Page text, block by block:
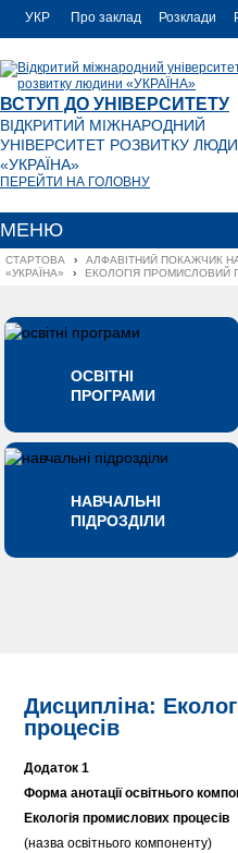
УКР
ENG
Про заклад Розклади
ВСТУП ДО УНІВЕРСИТЕТУ
ВІДКРИТИЙ МІЖНАРОДНИЙ
УНІВЕРСИТЕТ РОЗВИТКУ
«УКРАЇНА»
ПЕРЕЙТИ НА ГОЛОВНУ
МЕНЮ
СТАРТОВА ›
АЛФАВІТНИЙ ПОКАЖЧИК
«УКРАЇНА»
› ЕКОЛОГІЯ ПРОМИСЛОВИЙ
ОСВІТНІ
ПРОГРАМИ
НАВЧАЛЬНІ
ПІДРОЗДІЛИ
Дисципліна:
процесів
Додаток 1
Форма анотації освітнього
Екологія промислових процесів
(назва освітнього компоненту)